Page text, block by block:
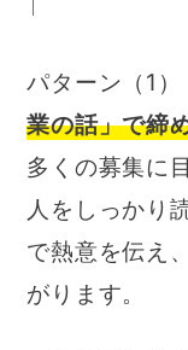
パターン（1）
業の話」で締
多くの募集に
人をしっかり
で熱意を伝え
がります。